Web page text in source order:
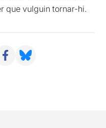
que vulguin tornar-hi.